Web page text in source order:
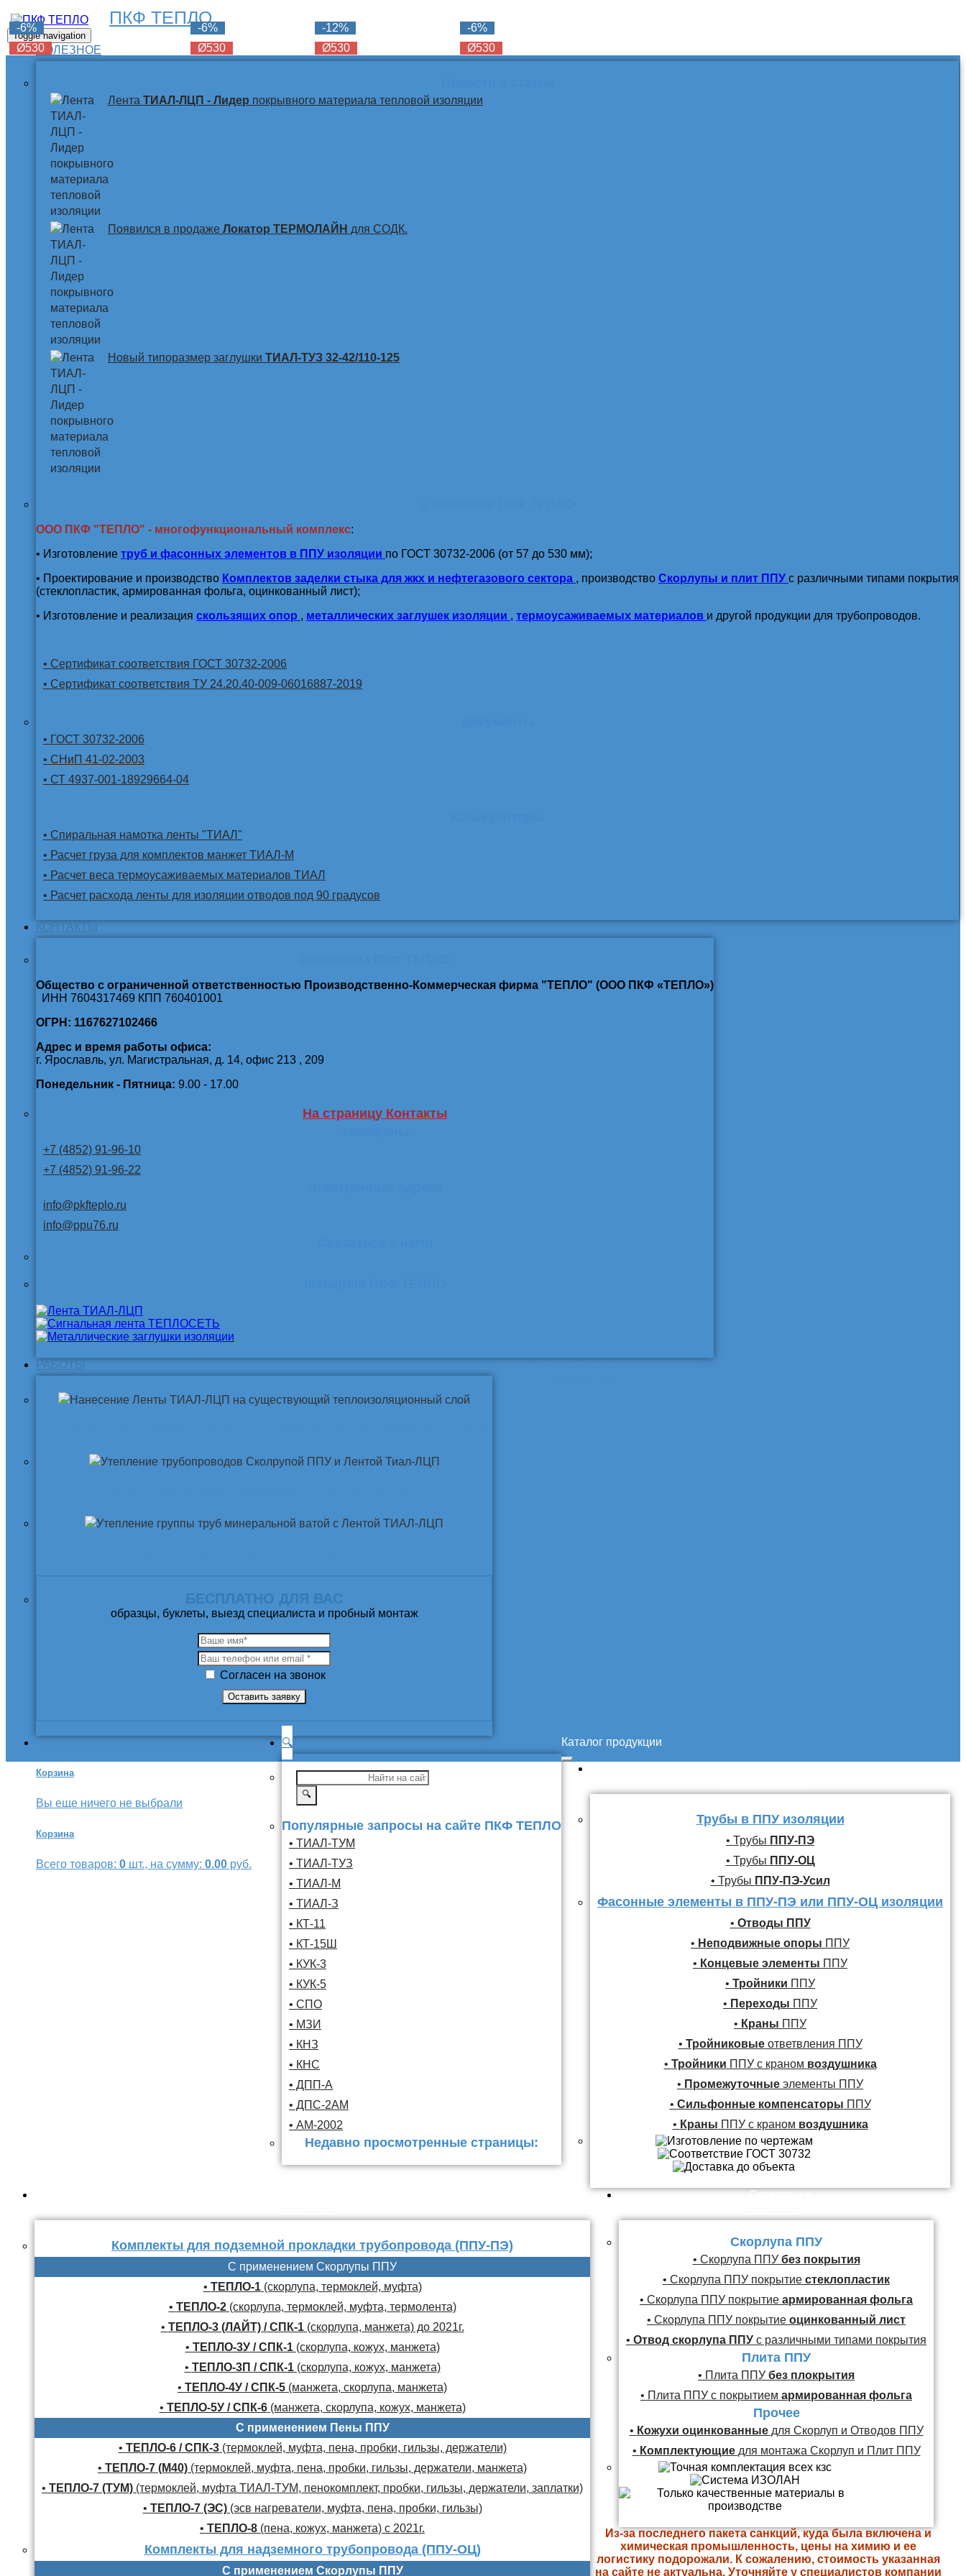
ПКФ ТЕПЛО
Toggle navigation
ПОЛЕЗНОЕ
Лента ТИАЛ-ЛЦП - Лидер покрывного материала тепловой изоляции
Появился в продаже Локатор ТЕРМОЛАЙН для СОДК.
Новый типоразмер заглушки ТИАЛ-ТУЗ 32-42/110-125
ООО ПКФ "ТЕПЛО" - многофункциональный комплекс:
• Изготовление труб и фасонных элементов в ППУ изоляции по ГОСТ 30732-2006 (от 57 до 530 мм);
• Проектирование и производство Комплектов заделки стыка для жкх и нефтегазового сектора , производство Скорлупы и плит ППУ с различными типами покрытия
(стеклопластик, армированная фольга, оцинкованный лист);
• Изготовление и реализация скользящих опор , металлических заглушек изоляции , термоусаживаемых материалов и другой продукции для трубопроводов.
• Сертификат соответствия ГОСТ 30732-2006
• Сертификат соответствия ТУ 24.20.40-009-06016887-2019
• ГОСТ 30732-2006
• СНиП 41-02-2003
• СТ 4937-001-18929664-04
• Спиральная намотка ленты "ТИАЛ"
• Расчет груза для комплектов манжет ТИАЛ-М
• Расчет веса термоусаживаемых материалов ТИАЛ
• Расчет расхода ленты для изоляции отводов под 90 градусов
КОНТАКТЫ
Общество с ограниченной ответственностью Производственно-Коммерческая фирма "ТЕПЛО" (ООО ПКФ «ТЕПЛО»)
ИНН 7604317469 КПП 760401001
ОГРН: 1167627102466
Адрес и время работы офиса:
г. Ярославль, ул. Магистральная, д. 14, офис 213 , 209
Понедельник - Пятница: 9.00 - 17.00
На страницу Контакты
+7 (4852) 91-96-10
+7 (4852) 91-96-22
info@pkfteplo.ru
info@ppu76.ru
РАБОТЫ
образцы, буклеты, выезд специалиста и пробный монтаж
Согласен на звонок
Корзина
Вы еще ничего не выбрали
Корзина
Всего товаров: 0 шт., на сумму: 0.00 руб.
🔍
🔍
Популярные запросы на сайте ПКФ ТЕПЛО
• ТИАЛ-ТУМ
• ТИАЛ-ТУЗ
• ТИАЛ-М
• ТИАЛ-З
• КТ-11
• КТ-15Ш
• КУК-3
• КУК-5
• СПО
• МЗИ
• КНЗ
• КНС
• ДПП-А
• ДПС-2АМ
• АМ-2002
Недавно просмотренные страницы:
Каталог продукции
Трубы в ППУ изоляции
• Трубы ППУ-ПЭ
• Трубы ППУ-ОЦ
• Трубы ППУ-ПЭ-Усил
Фасонные элементы в ППУ-ПЭ или ППУ-ОЦ изоляции
• Отводы ППУ
• Неподвижные опоры ППУ
• Концевые элементы ППУ
• Тройники ППУ
• Переходы ППУ
• Краны ППУ
• Тройниковыеответвления ППУ
• Тройники ППУ с краном воздушника
• Промежуточные элементы ППУ
• Сильфонные компенсаторы ППУ
• Краны ППУ с краном воздушника
Комплекты для подземной прокладки трубопровода (ППУ-ПЭ)
С применением Скорлупы ППУ
• ТЕПЛО-1(скорлупа, термоклей, муфта)
• ТЕПЛО-2(скорлупа, термоклей, муфта, термолента)
• ТЕПЛО-3 (ЛАЙТ) / СПК-1(скорлупа, манжета) до 2021г.
• ТЕПЛО-3У / СПК-1(скорлупа, кожух, манжета)
• ТЕПЛО-3П / СПК-1(скорлупа, кожух, манжета)
• ТЕПЛО-4У / СПК-5 (манжета, скорлупа, манжета)
• ТЕПЛО-5У / СПК-6(манжета, скорлупа, кожух, манжета)
С применением Пены ППУ
• ТЕПЛО-6 / СПК-3(термоклей, муфта, пена, пробки, гильзы, держатели)
• ТЕПЛО-7 (М40) (термоклей, муфта, пена, пробки, гильзы, держатели, манжета)
• ТЕПЛО-7 (ТУМ) (термоклей, муфта ТИАЛ-ТУМ, пенокомплект, пробки, гильзы, держатели, заплатки)
• ТЕПЛО-7 (ЭС)(эсв нагреватели, муфта, пена, пробки, гильзы)
• ТЕПЛО-8 (пена, кожух, манжета) с 2021г.
Комплекты для надземного трубопровода (ППУ-ОЦ)
С применением Скорлупы ППУ
Скорлупы и
Скорлупа ППУ
• Скорлупа ППУбез покрытия
• Скорлупа ППУ покрытие стеклопластик
• Скорлупа ППУ покрытие армированная фольга
• Скорлупа ППУ покрытие оцинкованный лист
• Отвод скорлупа ППУ с различными типами покрытия
Плита ППУ
• Плита ППУ без плокрытия
• Плита ППУ с покрытием армированная фольга
Прочее
• Кожухи оцинкованные для Скорлуп и Отводов ППУ
• Комплектующие для монтажа Скорлуп и Плит ППУ
Из-за последнего пакета санкций, куда была включена и
химическая промышленность, цены на химию и ее
логистику подорожали. К сожалению, стоимость указанная
на сайте не актуальна. Уточняйте у специалистов компании
-6%
Ø530
-6%
Ø530
-6%
Ø530
-6%
Ø530
-12%
Ø530